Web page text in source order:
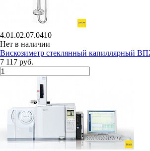
4.01.02.07.0410
Нет в наличии
Вискозиметр стеклянный капиллярный
7 117 руб.